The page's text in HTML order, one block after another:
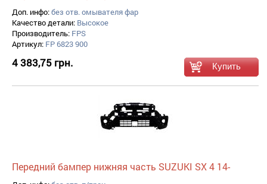
Доп. инфо:без отв. омывателя фар
Качество детали: Высокое
Производитель: FPS
Артикул: FP 6823 900
4 383,75 грн.
Передний бампер нижняя часть SUZUKI SX 4 14-